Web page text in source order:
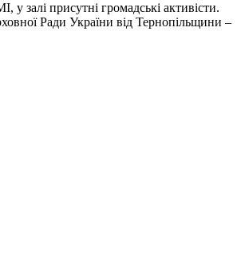
у залі присутні громадські активісти.
Ради України від Тернопільщини –